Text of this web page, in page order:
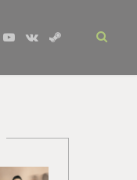
Y
V
S